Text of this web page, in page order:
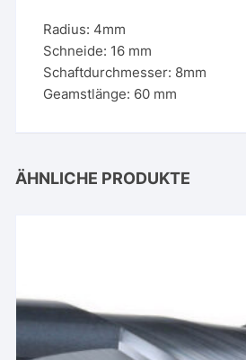
Radius: 4mm
Schneide: 16 mm
Schaftdurchmesser: 8mm
Geamstlänge: 60 mm
ÄHNLICHE PRODUKTE